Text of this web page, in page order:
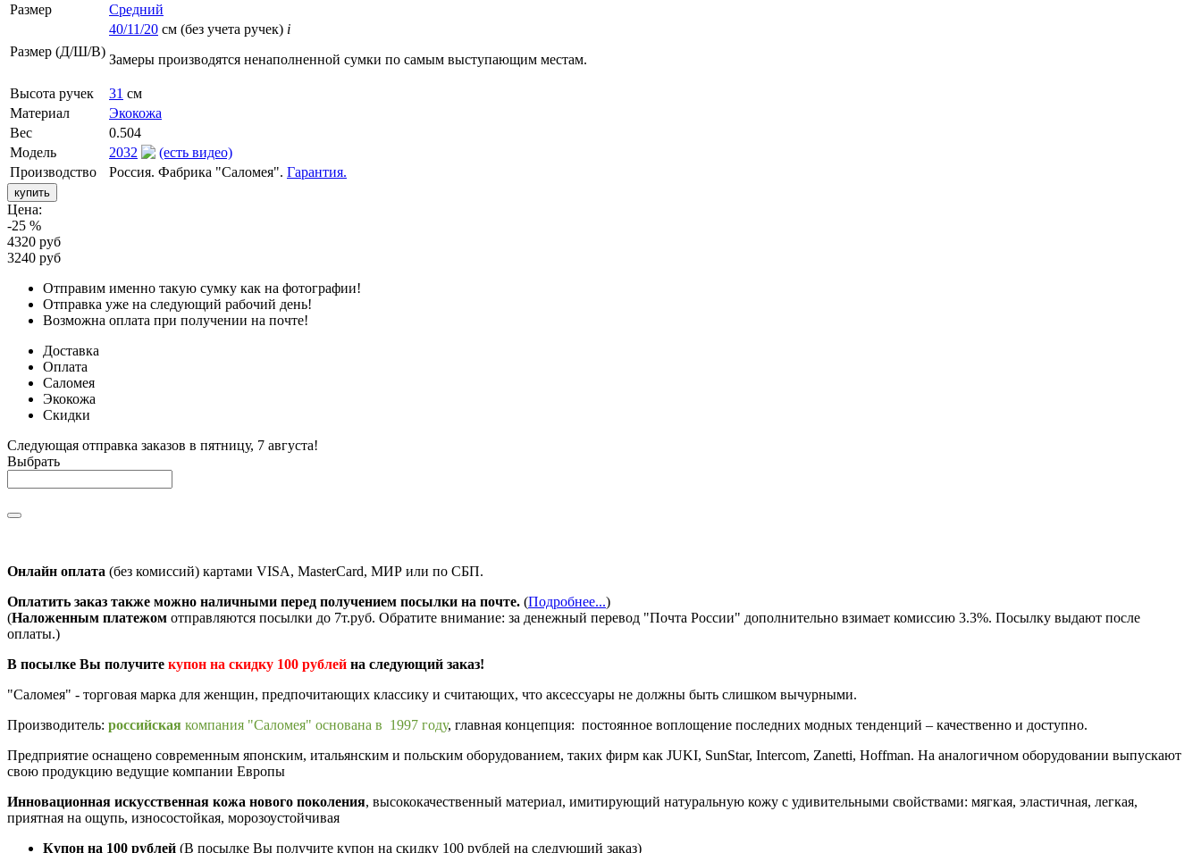
Размер
Средний
Размер (Д/Ш/В)
40/11/20 см (без учета ручек) i
Замеры производятся ненаполненной сумки по самым выступающим местам.
Высота ручек 31 см
Материал
Экокожа
Вес
0.504
Модель
2032
(есть видео)
Производство
Россия. Фабрика "Саломея". Гарантия.
Цена:
-25 %
4320 руб
3240 руб
Отправим именно такую сумку как на фотографии!
Отправка уже на следующий рабочий день!
Возможна оплата при получении на почте!
Доставка
Оплата
Саломея
Экокожа
Скидки
Следующая отправка заказов в пятницу, 7 августа!
Выбрать
Онлайн оплата (без комиссий) картами VISA, MasterCard, МИР или по СБП.
Оплатить заказ также можно наличными перед получением посылки на почте. (Подробнее...)
(Наложенным платежом отправляются посылки до 7т.руб. Обратите внимание: за денежный перевод "Почта России" дополнительно взимает комиссию 3.3%. Посылку выдают после
оплаты.)
В посылке Вы получите купон на скидку 100 рублей на следующий заказ!
"Саломея" - торговая марка для женщин, предпочитающих классику и считающих, что аксессуары не должны быть слишком вычурными.
Производитель: российская компания "Саломея" основана в 1997 году, главная концепция: постоянное воплощение последних модных тенденций – качественно и доступно.
Предприятие оснащено современным японским, итальянским и польским оборудованием, таких фирм как JUKI, SunStar, Intercom, Zanetti, Hoffman. На аналогичном оборудовании выпускают
свою продукцию ведущие компании Европы
Инновационная искусственная кожа нового поколения, высококачественный материал, имитирующий натуральную кожу с удивительными свойствами: мягкая, эластичная, легкая,
приятная на ощупь, износостойкая, морозоустойчивая
Купон на 100 рублей (В посылке Вы получите купон на скидку 100 рублей на следующий заказ)